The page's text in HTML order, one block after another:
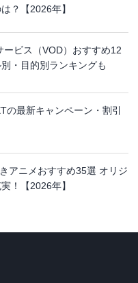
？【2026年】
ービス（VOD）おすすめ12
・目的別ランキングも
の最新キャンペーン・割引
アニメおすすめ35選 オリジ
！【2026年】